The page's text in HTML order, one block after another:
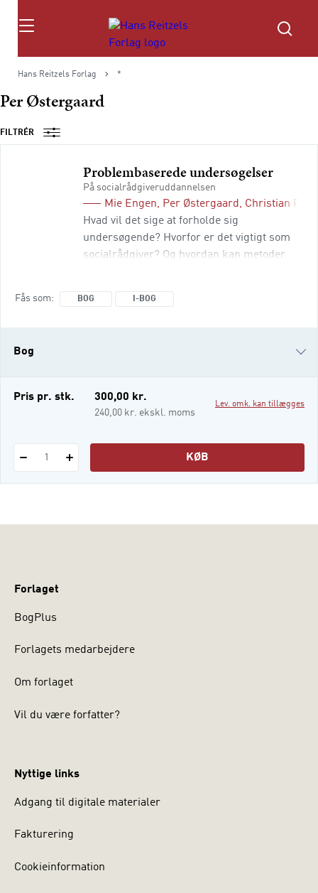
Søg
Hans Reitzels Forlag *
Per Østergaard
FILTRÉR
Problembaserede undersøgelser
På socialrådgiveruddannelsen
Mie Engen, Per Østergaard, Christian
Hvad vil det sige at forholde sig
undersøgende? Hvorfor er det vigtigt som
socialrådgiver? Og hvordan kan metoder
undersøgelser på uddannelsen bidr
Fås som BOG I-BOG
Bog
i-bog
Pris pr. stk. 300,00 kr.
240,00 kr. ekskl. moms
Lev. omk. kan tillægges
1 KØB
Forlaget
BogPlus
Forlagets medarbejdere
Om forlaget
Vil du være forfatter?
Nyttige links
Adgang til digitale materialer
Fakturering
Cookieinformation